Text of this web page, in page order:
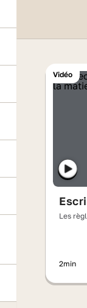
Vidéo
Les
2min